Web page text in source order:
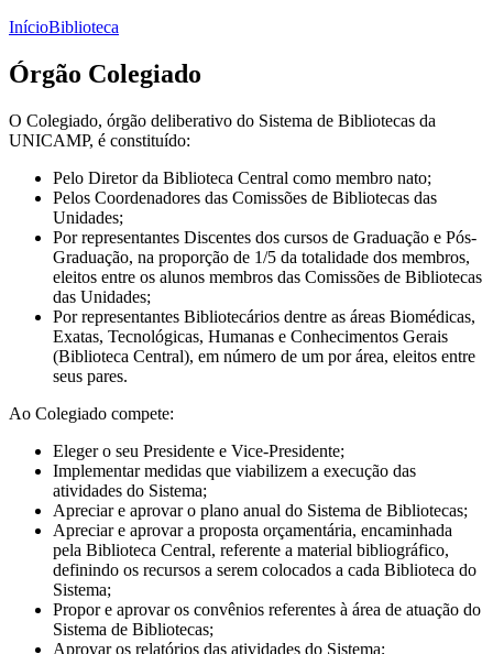
InícioBiblioteca
Órgão Colegiado
O Colegiado, órgão deliberativo do Sistema de Bibliotecas da
UNICAMP, é constituído:
Pelo Diretor da Biblioteca Central como membro nato;
Pelos Coordenadores das Comissões de Bibliotecas das
Unidades;
Por representantes Discentes dos cursos de Graduação e Pós-
Graduação, na proporção de 1/5 da totalidade dos membros,
eleitos entre os alunos membros das Comissões de Bibliotecas
das Unidades;
Por representantes Bibliotecários dentre as áreas Biomédicas,
Exatas, Tecnológicas, Humanas e Conhecimentos Gerais
(Biblioteca Central), em número de um por área, eleitos entre
seus pares.
Ao Colegiado compete:
Eleger o seu Presidente e Vice-Presidente;
Implementar medidas que viabilizem a execução das
atividades do Sistema;
Apreciar e aprovar o plano anual do Sistema de Bibliotecas;
Apreciar e aprovar a proposta orçamentária, encaminhada
pela Biblioteca Central, referente a material bibliográfico,
definindo os recursos a serem colocados a cada Biblioteca do
Sistema;
Propor e aprovar os convênios referentes à área de atuação do
Sistema de Bibliotecas;
Aprovar os relatórios das atividades do Sistema;